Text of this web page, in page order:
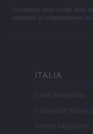
I contenuti sono curati dalla
realizzati in collaborazione
ITALIA
Casa Magazine
Cineverse
Donne Magazine